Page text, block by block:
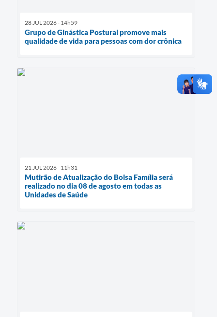
28 JUL 2026 - 14h59
Grupo de Ginástica Postural promove mais
qualidade de vida para pessoas com dor crônica
21 JUL 2026 - 11h31
Mutirão de Atualização do Bolsa Família será
realizado no dia 08 de agosto em todas as
Unidades de Saúde